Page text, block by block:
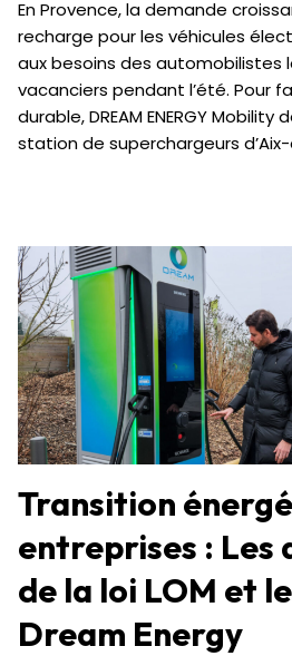
En Provence, la demande
recharge pour les véhicules
aux besoins des automobilistes
vacanciers pendant l’été. Pour
durable, DREAM ENERGY
station de superchargeurs
Transition
entreprises : Les
de la loi LOM et
Dream Energy